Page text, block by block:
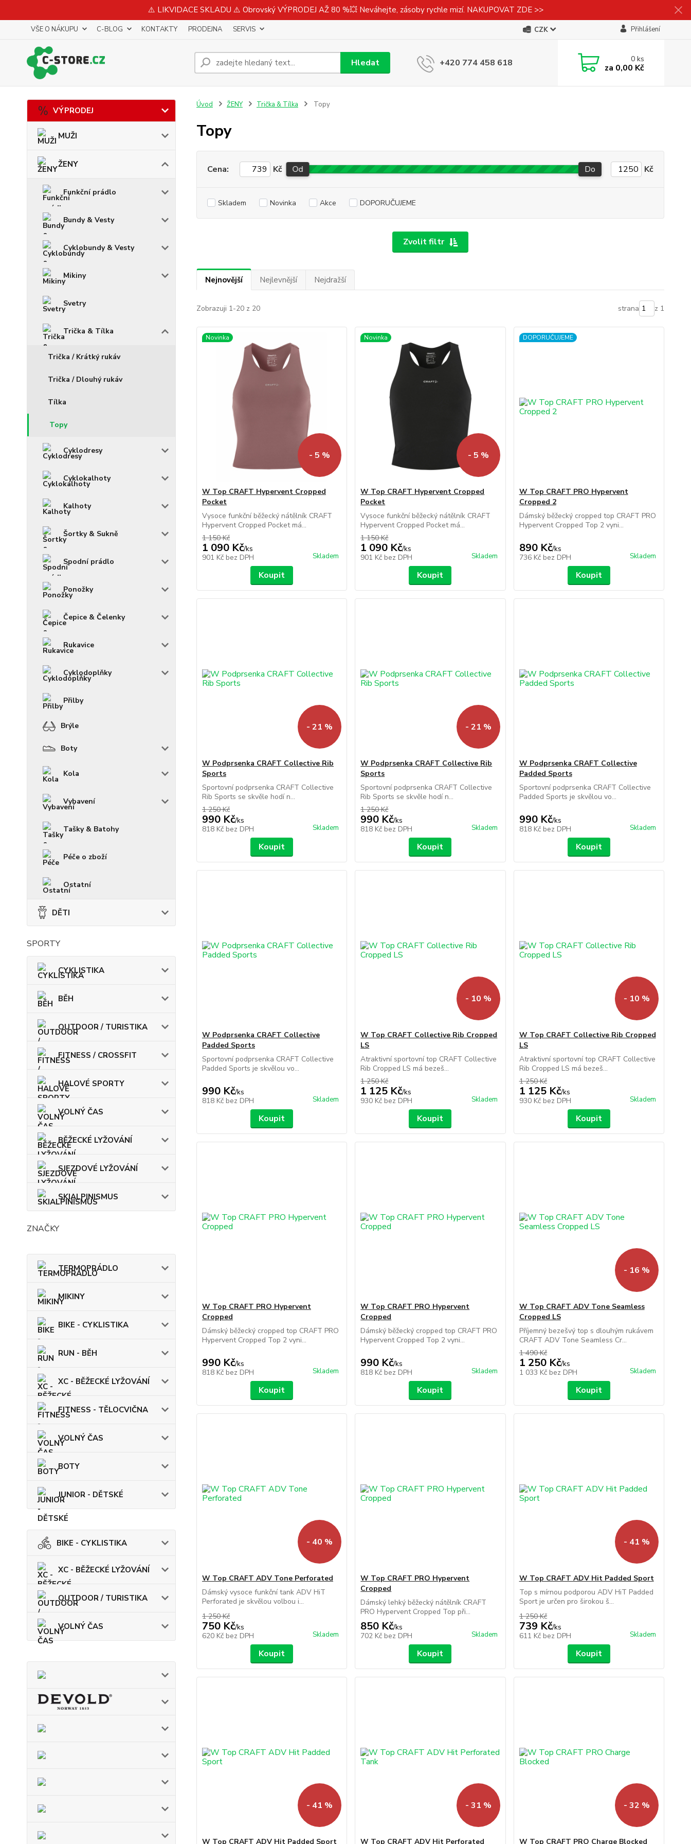
⚠️ LIKVIDACE SKLADU ⚠️ Obrovský VÝPRODEJ AŽ 80 %💥 Neváhejte, zásoby rychle mizí. NAKUPOVAT ZDE >>
VŠE O NÁKUPU C-BLOG KONTAKTY PRODEJNA SERVIS CZK Přihlášení
Hledat +420 774 458 618 0ks
za 0,00 Kč
VÝPRODEJ
MUŽI
ŽENY
Funkční prádlo
Bundy & Vesty
Cyklobundy & Vesty
Mikiny
Svetry
Trička & Tílka
Trička / Krátký rukáv
Trička / Dlouhý rukáv
Tílka
Topy
Cyklodresy
Cyklokalhoty
Kalhoty
Šortky & Sukně
Spodní prádlo
Ponožky
Čepice & Čelenky
Rukavice
Cyklodoplňky
Přilby
Brýle
Boty
Kola
Vybavení
Tašky & Batohy
Péče o zboží
Ostatní
DĚTI
SPORTY
CYKLISTIKA
BĚH
OUTDOOR / TURISTIKA
FITNESS / CROSSFIT
HALOVÉ SPORTY
VOLNÝ ČAS
BĚŽECKÉ LYŽOVÁNÍ
SJEZDOVÉ LYŽOVÁNÍ
SKIALPINISMUS
ZNAČKY
TERMOPRÁDLO
MIKINY
BIKE - CYKLISTIKA
RUN - BĚH
XC - BĚŽECKÉ LYŽOVÁNÍ
FITNESS - TĚLOCVIČNA
VOLNÝ ČAS
BOTY
JUNIOR - DĚTSKÉ
BIKE - CYKLISTIKA
XC - BĚŽECKÉ LYŽOVÁNÍ
OUTDOOR / TURISTIKA
VOLNÝ ČAS
Úvod ŽENY Trička & Tílka Topy
Topy
Zvolit filtr
Cena: Kč Od Do Kč
Skladem Novinka Akce DOPORUČUJEME
Nejnovější Nejlevnější Nejdražší
Zobrazuji 1-20 z 20 strana z 1
Novinka
- 5 %
W Top CRAFT Hypervent Cropped
Pocket
Vysoce funkční běžecký nátělník CRAFT
Hypervent Cropped Pocket má...
1 150 Kč
1 090 Kč/ks
901 Kč bez DPH Skladem
Koupit
Novinka
- 5 %
W Top CRAFT Hypervent Cropped
Pocket
Vysoce funkční běžecký nátělník CRAFT
Hypervent Cropped Pocket má...
1 150 Kč
1 090 Kč/ks
901 Kč bez DPH Skladem
Koupit
DOPORUČUJEME
W Top CRAFT PRO Hypervent
Cropped 2
Dámský běžecký cropped top CRAFT PRO
Hypervent Cropped Top 2 vyni...
890 Kč/ks
736 Kč bez DPH Skladem
Koupit
- 21 %
W Podprsenka CRAFT Collective Rib
Sports
Sportovní podprsenka CRAFT Collective
Rib Sports se skvěle hodí n...
1 250 Kč
990 Kč/ks
818 Kč bez DPH Skladem
Koupit
- 21 %
W Podprsenka CRAFT Collective Rib
Sports
Sportovní podprsenka CRAFT Collective
Rib Sports se skvěle hodí n...
1 250 Kč
990 Kč/ks
818 Kč bez DPH Skladem
Koupit
W Podprsenka CRAFT Collective
Padded Sports
Sportovní podprsenka CRAFT Collective
Padded Sports je skvělou vo...
990 Kč/ks
818 Kč bez DPH Skladem
Koupit
W Podprsenka CRAFT Collective
Padded Sports
Sportovní podprsenka CRAFT Collective
Padded Sports je skvělou vo...
990 Kč/ks
818 Kč bez DPH Skladem
Koupit
- 10 %
W Top CRAFT Collective Rib Cropped
LS
Atraktivní sportovní top CRAFT Collective
Rib Cropped LS má bezeš...
1 250 Kč
1 125 Kč/ks
930 Kč bez DPH Skladem
Koupit
- 10 %
W Top CRAFT Collective Rib Cropped
LS
Atraktivní sportovní top CRAFT Collective
Rib Cropped LS má bezeš...
1 250 Kč
1 125 Kč/ks
930 Kč bez DPH Skladem
Koupit
W Top CRAFT PRO Hypervent
Cropped
Dámský běžecký cropped top CRAFT PRO
Hypervent Cropped Top 2 vyni...
990 Kč/ks
818 Kč bez DPH Skladem
Koupit
W Top CRAFT PRO Hypervent
Cropped
Dámský běžecký cropped top CRAFT PRO
Hypervent Cropped Top 2 vyni...
990 Kč/ks
818 Kč bez DPH Skladem
Koupit
- 16 %
W Top CRAFT ADV Tone Seamless
Cropped LS
Příjemný bezešvý top s dlouhým rukávem
CRAFT ADV Tone Seamless Cr...
1 490 Kč
1 250 Kč/ks
1 033 Kč bez DPH Skladem
Koupit
- 40 %
W Top CRAFT ADV Tone Perforated
Dámský vysoce funkční tank ADV HiT
Perforated je skvělou volbou i...
1 250 Kč
750 Kč/ks
620 Kč bez DPH Skladem
Koupit
W Top CRAFT PRO Hypervent
Cropped
Dámský lehký běžecký nátělník CRAFT
PRO Hypervent Cropped Top při...
850 Kč/ks
702 Kč bez DPH Skladem
Koupit
- 41 %
W Top CRAFT ADV Hit Padded Sport
Top s mírnou podporou ADV HiT Padded
Sport je určen pro širokou š...
1 250 Kč
739 Kč/ks
611 Kč bez DPH Skladem
Koupit
- 41 %
W Top CRAFT ADV Hit Padded Sport
- 31 %
W Top CRAFT ADV Hit Perforated
- 32 %
W Top CRAFT PRO Charge Blocked